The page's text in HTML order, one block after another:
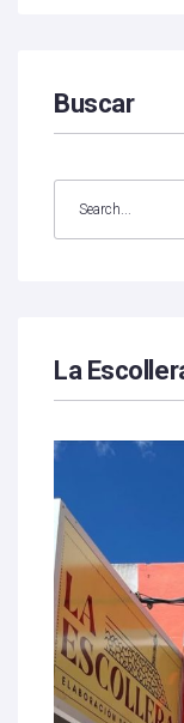
Buscar
La